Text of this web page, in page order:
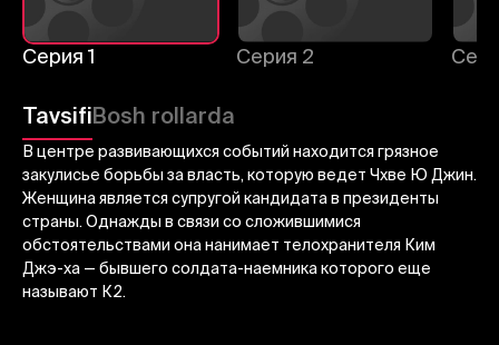
Серия 1 Серия 2
TavsifiBosh rollarda
В центре развивающихся событий находится грязное
закулисье борьбы за власть, которую ведет Чхве Ю Джин.
Женщина является супругой кандидата в президенты
страны. Однажды в связи со сложившимися
обстоятельствами она нанимает телохранителя Ким
Джэ-ха — бывшего солдата-наемника которого еще
называют К2.